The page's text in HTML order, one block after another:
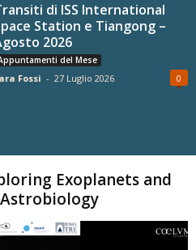
di ISS International
Station e Tiangong –
2026
del Mese
Fossi - 27 Luglio 2026 0
Exoplanets and